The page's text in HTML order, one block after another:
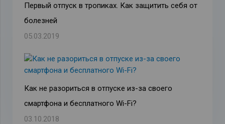
Первый отпуск в тропиках. Как защитить себя от
болезней
05.03.2019
Как не разориться в отпуске из-за своего
смартфона и бесплатного Wi-Fi?
03.10.2018